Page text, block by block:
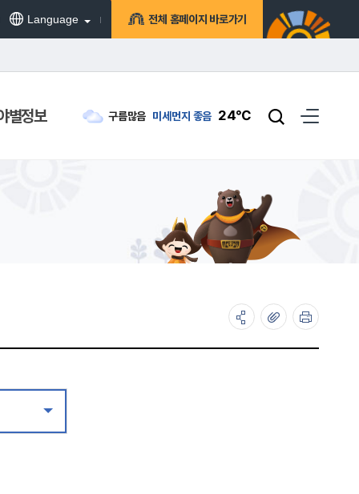
Language 전체 홈페이지 바로가기
구름많음 미세먼지 좋음 24℃
별정보